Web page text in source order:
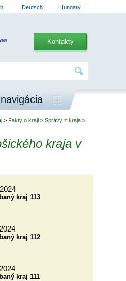
Deutsch Hungary
Kontakty
> Fakty o kraji > Správy z kraja >
kraja v
kraj 113
kraj 112
kraj 111